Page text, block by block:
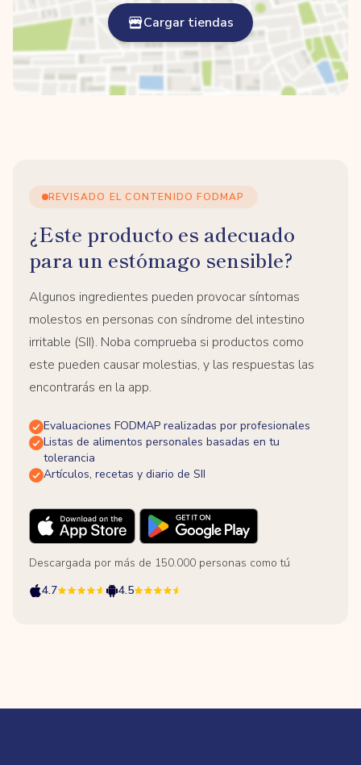
Cargar tiendas
REVISADO EL CONTENIDO FODMAP
¿Este producto es adecuado
para un estómago sensible?
Algunos ingredientes pueden provocar síntomas
molestos en personas con síndrome del intestino
irritable (SII). Noba comprueba si productos como
este pueden causar molestias, y las respuestas las
encontrarás en la app.
Evaluaciones FODMAP realizadas por profesionales
Listas de alimentos personales basadas en tu
tolerancia
Artículos, recetas y diario de SII
Descargada por más de 150.000 personas como tú
4.7
4.5